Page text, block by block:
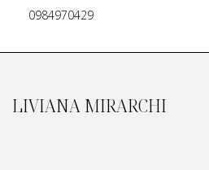
0984970429
LIVIANA MIRARCHI